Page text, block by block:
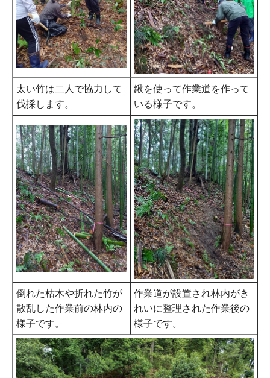
太い竹は二人で協力して
伐採します。
鍬を使って作業道を作って
いる様子です。
倒れた枯木や折れた竹が
散乱した作業前の林内の
様子です。
作業道が設置され林内がき
れいに整理された作業後の
様子です。